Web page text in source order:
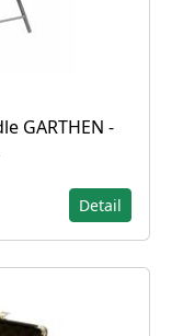
GARTHEN -
Detail